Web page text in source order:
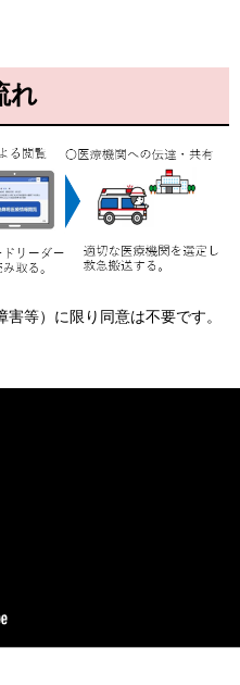
れ
等）に限り同意は不要です。